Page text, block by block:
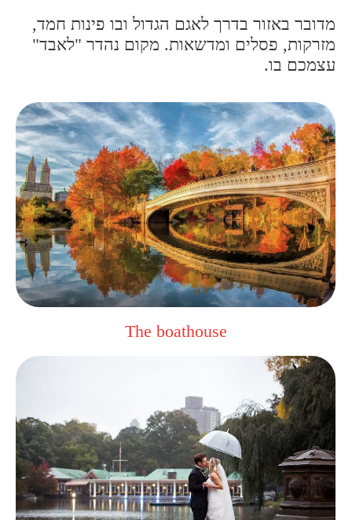
מדובר באזור בדרך לאגם הגדול ובו פינות חמד,
מזרקות, פסלים ומדשאות. מקום נהדר "לאבד"
עצמכם בו.
The boathouse